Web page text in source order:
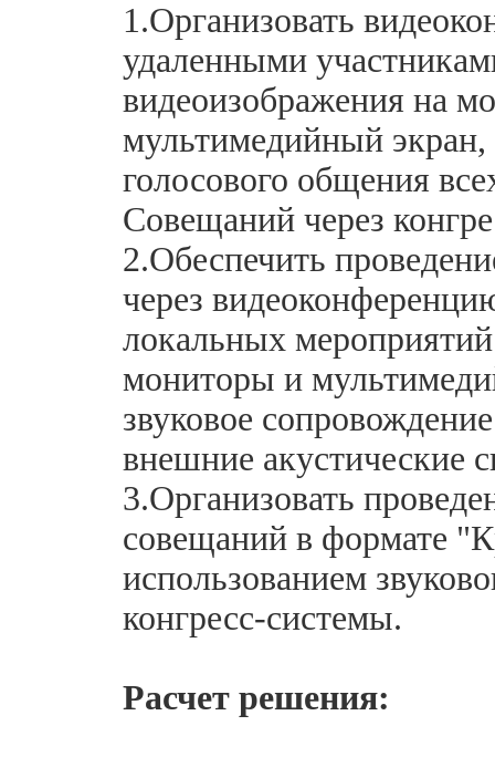
1.Организовать
удаленными
видеоизображения на
мультимедийный
голосового общения
Совещаний через
2.Обеспечить
через
локальных
мониторы и
звуковое
внешние акустические
3.Организовать
совещаний в формате
использованием
конгресс-системы.
Расчет решения: